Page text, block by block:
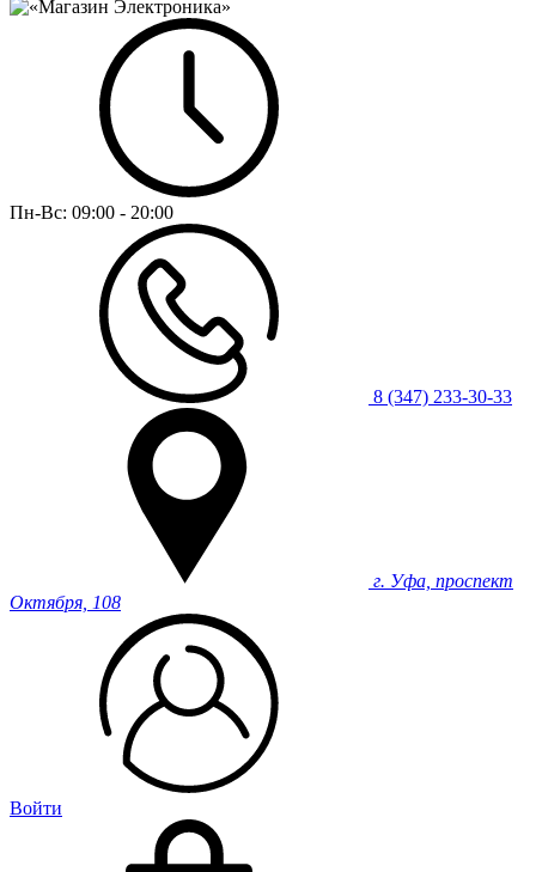
Пн-Вс: 09:00 - 20:00
8 (347) 233-30-33
г. Уфа, проспект
Октября, 108
Войти